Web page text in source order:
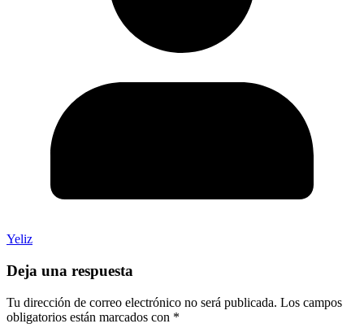
Yeliz
Deja una respuesta
Tu dirección de correo electrónico no será publicada. Los campos
obligatorios están marcados con *